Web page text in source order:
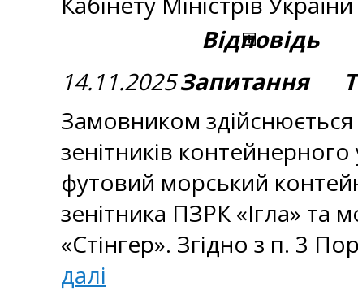
Відповідь
14.11.2025Запитання
Замовником здійснюється
зенітників
футовий морський
зенітника ПЗРК «Ігла» та
«Стінгер». Згідно з п. 3
далі